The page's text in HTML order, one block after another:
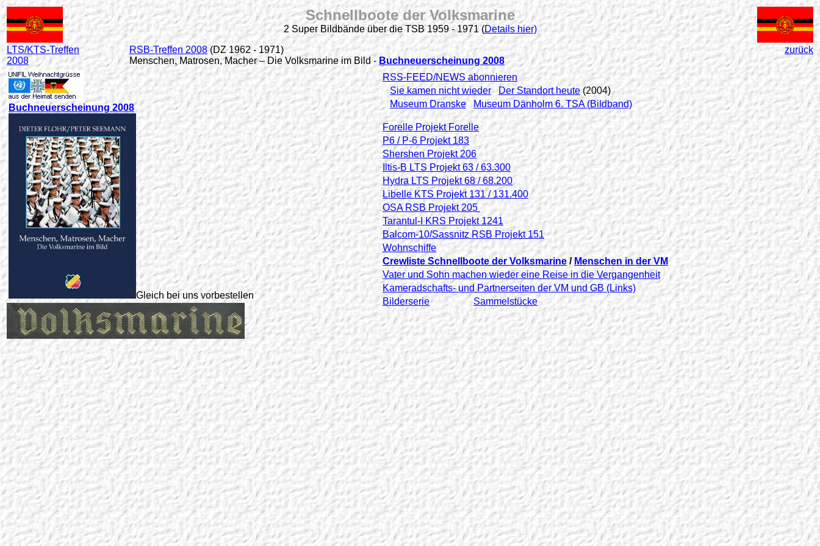
Schnellboote der Volksmarine
2 Super Bildbände über die TSB 1959 - 1971 (Details hier)
LTS/KTS-Treffen
2008
RSB-Treffen 2008(DZ 1962 - 1971)
Menschen, Matrosen, Macher – Die Volksmarine im Bild - Buchneuerscheinung 2008
zurück
Buchneuerscheinung 2008
Gleich bei uns vorbestellen
RSS-FEED/NEWS abonnieren
Sie kamen nicht wieder
Der Standort heute (2004)
Museum Dranske
Museum Dänholm 6. TSA (Bildband)
Forelle Projekt Forelle
P6 / P-6 Projekt 183
Shershen Projekt 206
Iltis-B LTS Projekt 63 / 63.300
Hydra LTS Projekt 68 / 68.200
Libelle KTS Projekt 131 / 131.400
OSA RSB Projekt 205
Tarantul-I KRS Projekt 1241
Balcom-10/Sassnitz RSB Projekt 151
Wohnschiffe
Crewliste Schnellboote der Volksmarine/ Menschen in der VM
Vater und Sohn machen wieder eine Reise in die Vergangenheit
Kameradschafts- und Partnerseiten der VM und GB (Links)
Bilderserie
Sammelstücke